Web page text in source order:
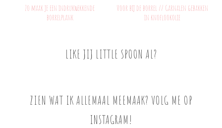
Zo maak je een indrukwekkende
borrelplank
Voor bij de borrel // Garnalen gebakken
in knoflookolie
LIKE JIJ LITTLE SPOON AL?
ZIEN WAT IK ALLEMAAL MEEMAAK? VOLG ME OP
INSTAGRAM!